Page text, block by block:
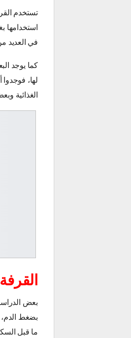
تستخدم
استخدامها
في العديد
كما يوجد
لها،
الغذائية
بعض
ما قبل